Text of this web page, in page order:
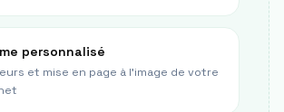
personnalisé
et mise en page à l’image de votre